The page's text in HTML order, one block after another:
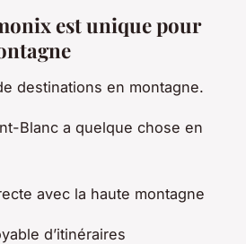
est unique pour
destinations en montagne.
Blanc a quelque chose en
avec la haute montagne
d’itinéraires